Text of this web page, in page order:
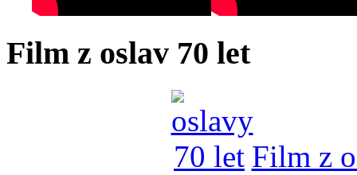
Film z oslav 70 let
Film z